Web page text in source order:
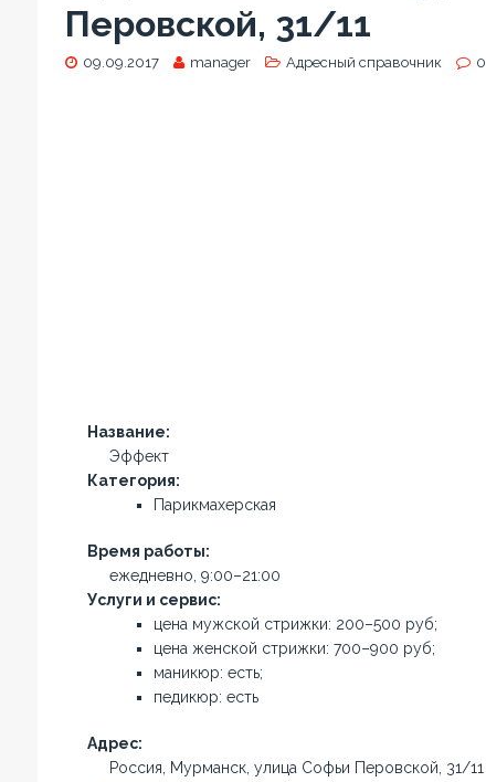
Перовской, 31/11
09.09.2017 manager Адресный справочник 0
Название:
Эффект
Категория:
Парикмахерская
Время работы:
ежедневно, 9:00–21:00
Услуги и сервис:
цена мужской стрижки: 200–500 руб;
цена женской стрижки: 700–900 руб;
маникюр: есть;
педикюр: есть
Адрес:
Россия, Мурманск, улица Софьи Перовской, 31/11